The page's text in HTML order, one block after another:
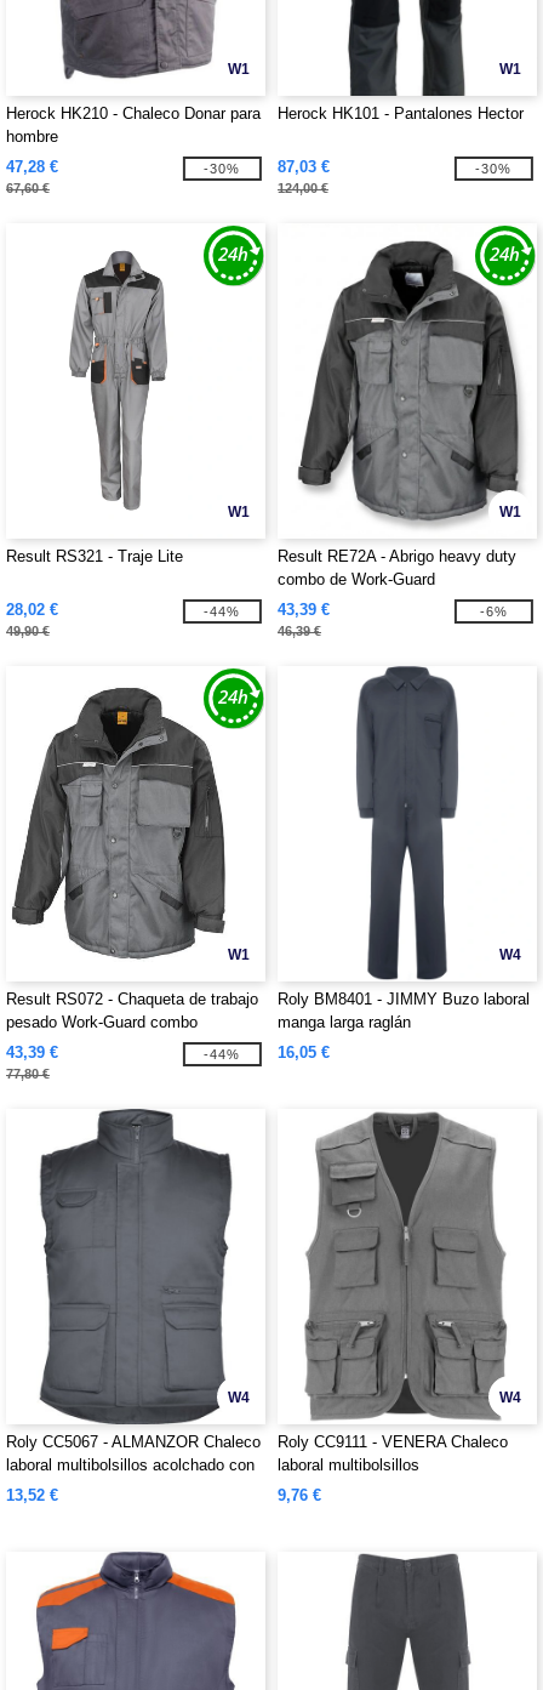
W1
Herock HK210 - Chaleco Donar para
hombre
47,28 €
67,60 €
-30%
W1
Herock HK101 - Pantalones Hector
87,03 €
124,00 €
-30%
W1
Result RS321 - Traje Lite
28,02 €
49,90 €
-44%
W1
Result RE72A - Abrigo heavy duty
combo de Work-Guard
43,39 €
46,39 €
-6%
W1
Result RS072 - Chaqueta de trabajo
pesado Work-Guard combo
43,39 €
77,80 €
-44%
W4
Roly BM8401 - JIMMY Buzo laboral
manga larga raglán
16,05 €
W4
Roly CC5067 - ALMANZOR Chaleco
laboral multibolsillos acolchado con
faldón trasero
13,52 €
W4
Roly CC9111 - VENERA Chaleco
laboral multibolsillos
9,76 €